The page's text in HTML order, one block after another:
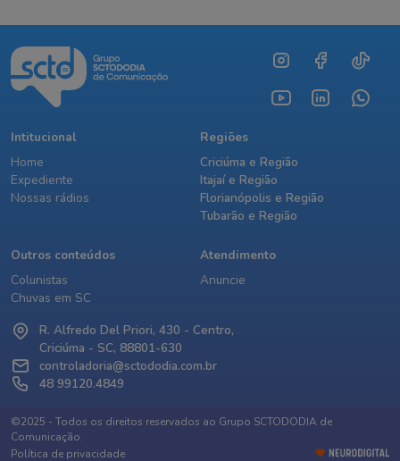
Intitucional
Home
Expediente
Nossas rádios
Regiões
Criciúma e Região
Itajaí e Região
Florianópolis e Região
Tubarão e Região
Outros conteúdos
Colunistas
Chuvas em SC
Atendimento
Anuncie
R. Alfredo Del Priori, 430 - Centro,
Criciúma - SC, 88801-630
controladoria@sctododia.com.br
48 99120.4849
©2025 - Todos os direitos reservados ao Grupo SCTODODIA de
Comunicação.
Política de privacidade